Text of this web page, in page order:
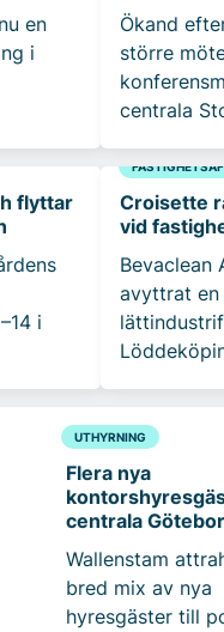
en
i
Ökand
större
centrala
flyttar
i
Croisette
vid
Bevaclean
avyttrat en
UTHYRNING
Flera nya
centrala
Wallenstam
bred mix av nya
hyresgäster till